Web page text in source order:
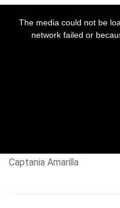
Captania Amarilla